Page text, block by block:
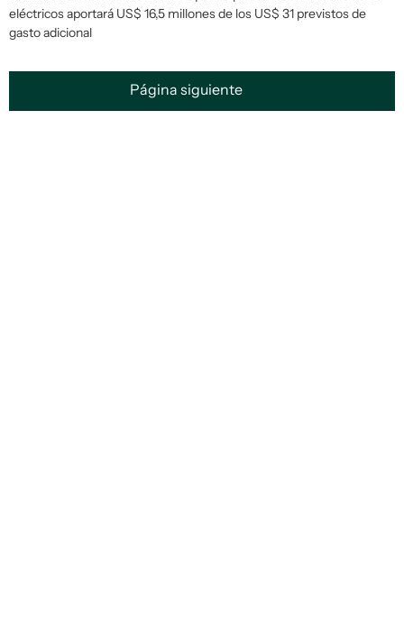
eléctricos aportará US$ 16,5 millones de los US$ 31 previstos de
gasto adicional
Página siguiente